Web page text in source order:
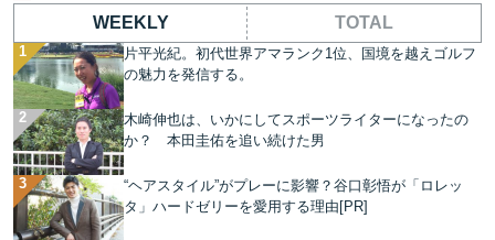
WEEKLY TOTAL
片平光紀。初代世界アマランク1位、国境を越えゴルフ
の魅力を発信する。
木崎伸也は、いかにしてスポーツライターになったの
か？ 本田圭佑を追い続けた男
“ヘアスタイル”がプレーに影響？谷口彰悟が「ロレッ
タ」ハードゼリーを愛用する理由[PR]